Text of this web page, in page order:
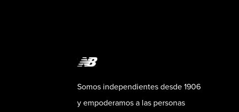
Somos independientes desde 1906
y empoderamos a las personas